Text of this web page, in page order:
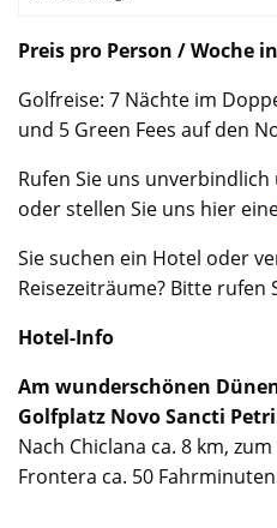
Preis pro Person / Woche
Golfreise: 7 Nächte im
und 5 Green Fees auf den
Rufen Sie uns
oder stellen Sie uns hier
Sie suchen ein Hotel oder
Reisezeiträume? Bitte rufen
Hotel-Info
Am wunderschönen
Golfplatz Novo Sancti
Nach Chiclana ca. 8 km,
Frontera ca. 50